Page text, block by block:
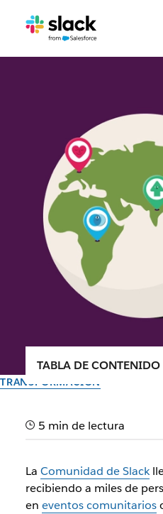
TRANSFORMACIÓN
Slack para la
expertos de
de Slack en
TABLA DE CONTENIDO
5 min de lectura
La Comunidad de Slack
recibiendo a miles de
en eventos comunitarios